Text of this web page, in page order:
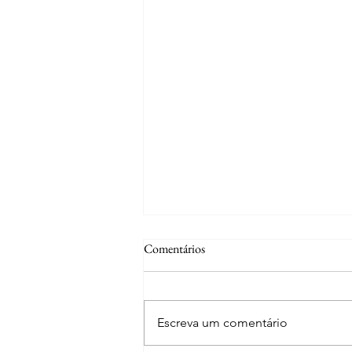
Comentários
Escreva um comentário